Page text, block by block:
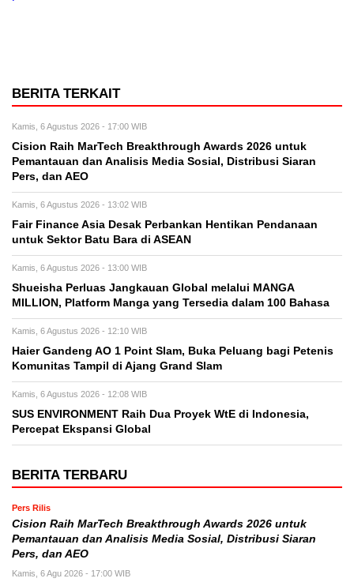
BERITA TERKAIT
Kamis, 6 Agustus 2026 - 17:00 WIB
Cision Raih MarTech Breakthrough Awards 2026 untuk
Pemantauan dan Analisis Media Sosial, Distribusi Siaran
Pers, dan AEO
Kamis, 6 Agustus 2026 - 13:02 WIB
Fair Finance Asia Desak Perbankan Hentikan Pendanaan
untuk Sektor Batu Bara di ASEAN
Kamis, 6 Agustus 2026 - 13:00 WIB
Shueisha Perluas Jangkauan Global melalui MANGA
MILLION, Platform Manga yang Tersedia dalam 100 Bahasa
Kamis, 6 Agustus 2026 - 12:10 WIB
Haier Gandeng AO 1 Point Slam, Buka Peluang bagi Petenis
Komunitas Tampil di Ajang Grand Slam
Kamis, 6 Agustus 2026 - 12:08 WIB
SUS ENVIRONMENT Raih Dua Proyek WtE di Indonesia,
Percepat Ekspansi Global
BERITA TERBARU
Pers Rilis
Cision Raih MarTech Breakthrough Awards 2026 untuk
Pemantauan dan Analisis Media Sosial, Distribusi Siaran
Pers, dan AEO
Kamis, 6 Agu 2026 - 17:00 WIB